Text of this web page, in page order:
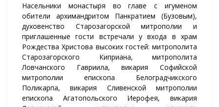
Насельники монастыря во главе с игуменом
обители архимандритом Панкратием (Бузовым),
духовенство Старозагорской митрополии и
приглашенные гости встречали у входа в храм
Рождества Христова высоких гостей: митрополита
Старозагорского Киприана, митрополита
Ловчанского Гавриила, викария Софийской
митрополии епископа Белоградчикского
Поликарпа, викария Сливенской митрополии
епископа Агатопольского Иерофея, викария